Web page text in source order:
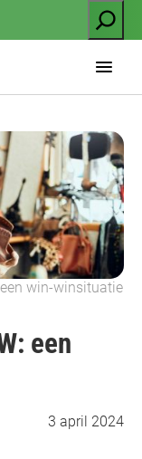
win-winsituatie
een
3 april 2024